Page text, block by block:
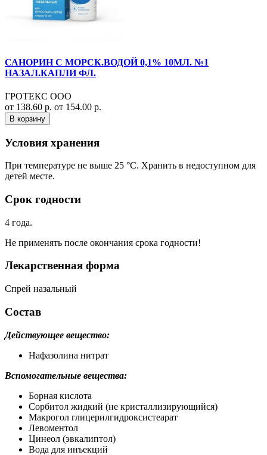
САНОРИН С МОРСК.ВОДОЙ 0,1% 10МЛ. №1
НАЗАЛ.КАПЛИ ФЛ.
ГРОТЕКС ООО
от 138.60 р. от 154.00 р.
В корзину
Условия хранения
При температуре не выше 25 °С. Хранить в недоступном для
детей месте.
Срок годности
4 года.
Не применять после окончания срока годности!
Лекарственная форма
Спрей назальный
Состав
Действующее вещество:
Нафазолина нитрат
Вспомогательные вещества:
Борная кислота
Сорбитол жидкий (не кристаллизирующийся)
Макрогол глицерилгидроксистеарат
Левоментол
Цинеол (эвкалиптол)
Вода для инъекций